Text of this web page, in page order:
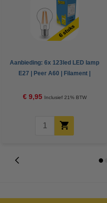
Aanbieding: 6x 123led LED lamp
E27 | Peer A60 | Filament |
€ 9,95 Inclusief 21% BTW